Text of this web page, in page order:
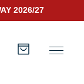
2026/27